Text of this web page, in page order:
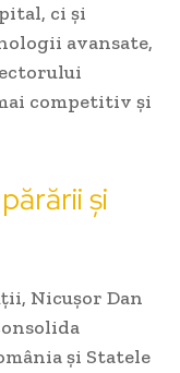
ci și
avansate,
competitiv și
și
Nicușor Dan
și Statele